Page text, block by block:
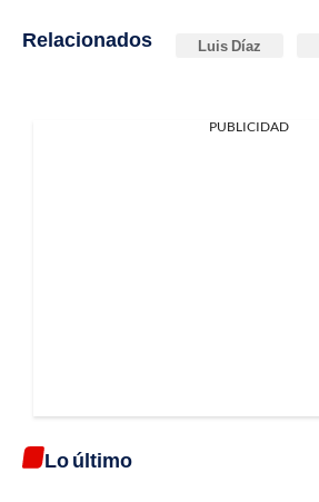
Relacionados Luis Díaz
PUBLICIDAD
Lo último